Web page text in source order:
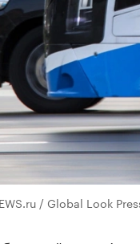
/ Global Look